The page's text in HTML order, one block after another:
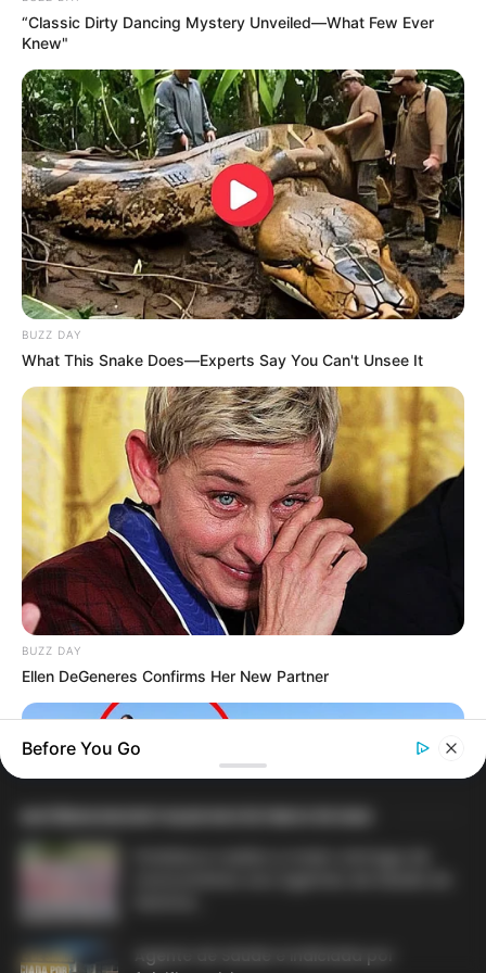
Prefeitura realiza a maior entrega de
história...
Agente de Saúde é indiciada por falsificar
visitas que nunca aconteceram.
Terceiro lote da restituição do IR paga R$
4,61 bilhões para 2,7 milhões de
contribuintes.
Motos e bicicletas para ACS e ACE: veja o
passo a passo para conseguir o benefício.
PLP 185 continua travado na Câmara dos
Deputados por erro em seu texto.
ACS e ACE: celetista, estatutário ou
contrato precário — entenda o que muda
no seu bolso e na sua carreira.
DIVERSAS
Agente de Saúde é indiciada por
“Classic Dirty Dancing Mystery Unveiled—What Few Ever
Knew"
BUZZ DAY
What This Snake Does—Experts Say You Can't Unsee It
BUZZ DAY
Ellen DeGeneres Confirms Her New Partner
BUZZ DAY
Before You Go